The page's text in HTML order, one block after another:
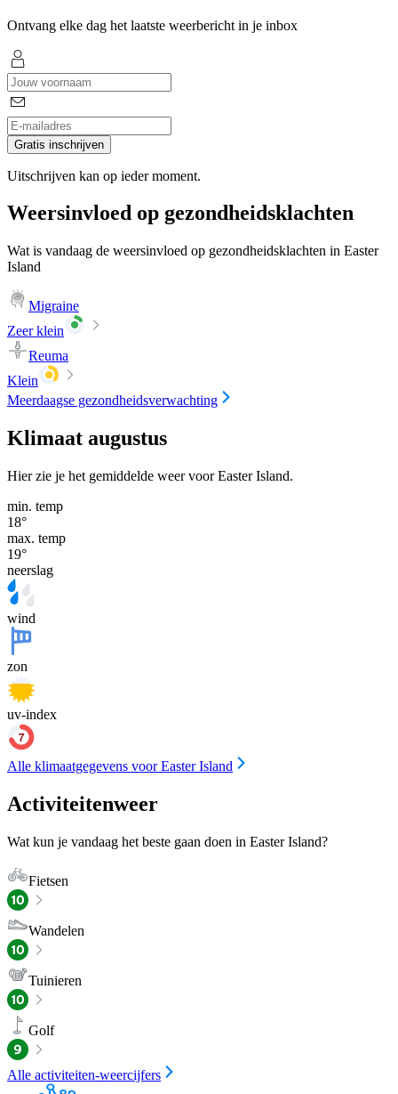
Ontvang elke dag het laatste weerbericht in je inbox
Gratis inschrijven
Uitschrijven kan op ieder moment.
Weersinvloed op gezondheidsklachten
Wat is vandaag de weersinvloed op gezondheidsklachten in Easter
Island
Migraine
Zeer klein
Reuma
Klein
Meerdaagse gezondheidsverwachting
Klimaat augustus
Hier zie je het gemiddelde weer voor Easter Island.
min. temp
18°
max. temp
19°
neerslag
wind
zon
uv-index
Alle klimaatgegevens voor Easter Island
Activiteitenweer
Wat kun je vandaag het beste gaan doen in Easter Island?
Fietsen
Wandelen
Tuinieren
Golf
Alle activiteiten-weercijfers